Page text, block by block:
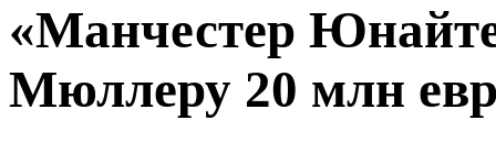
«Манчестер
Мюллеру 20 млн